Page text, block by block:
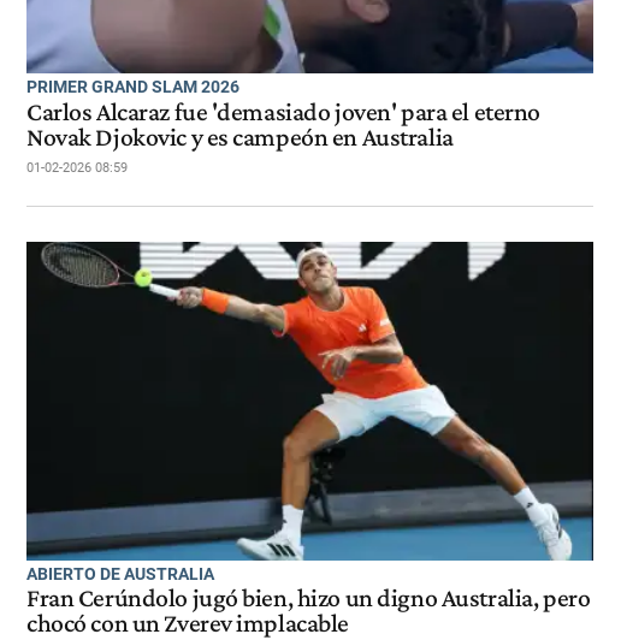
PRIMER GRAND SLAM 2026
Carlos Alcaraz fue 'demasiado joven' para el eterno
Novak Djokovic y es campeón en Australia
01-02-2026 08:59
ABIERTO DE AUSTRALIA
Fran Cerúndolo jugó bien, hizo un digno Australia, pero
chocó con un Zverev implacable